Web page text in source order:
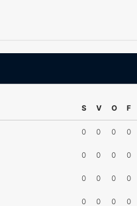
S V O F
0 0 0 0
0 0 0 0
0 0 0 0
0 0 0 0